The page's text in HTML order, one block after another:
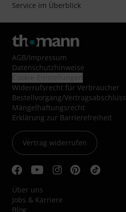
Service im Überblick
AGB/Impressum
Datenschutzhinweise
Widerrufsrecht für Verbraucher
Bestellvorgang/Vertragsabschluss
Mängelhaftungsrecht
Erklärung zur Barrierefreiheit
Vertrag widerrufen
Über uns
Jobs & Karriere
Blog